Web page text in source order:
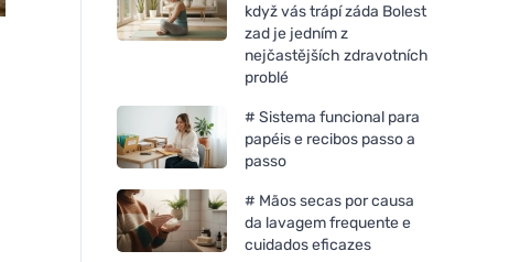
když vás trápí záda Bolest
zad je jedním z
nejčastějších zdravotních
problé
# Sistema funcional para
papéis e recibos passo a
passo
# Mãos secas por causa
da lavagem frequente e
cuidados eficazes